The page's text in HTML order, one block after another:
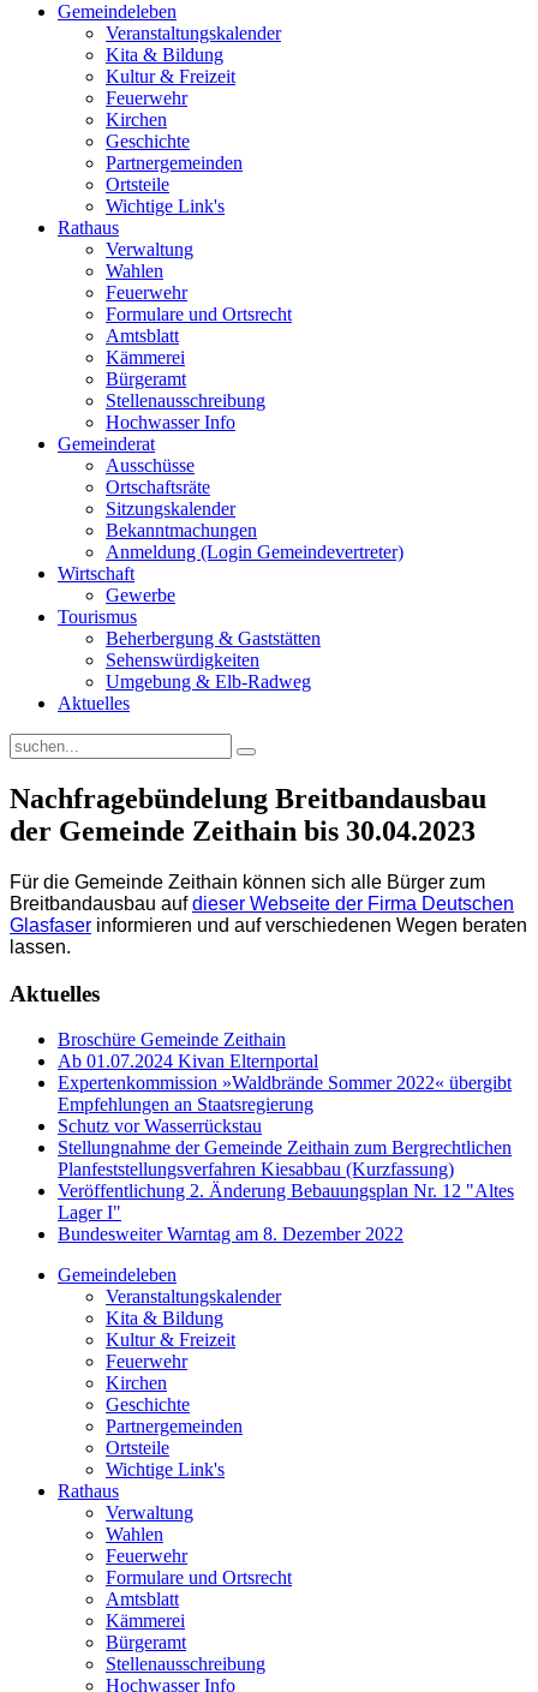
Gemeindeleben
Veranstaltungskalender
Kita & Bildung
Kultur & Freizeit
Feuerwehr
Kirchen
Geschichte
Partnergemeinden
Ortsteile
Wichtige Link's
Rathaus
Verwaltung
Wahlen
Feuerwehr
Formulare und Ortsrecht
Amtsblatt
Kämmerei
Bürgeramt
Stellenausschreibung
Hochwasser Info
Gemeinderat
Ausschüsse
Ortschaftsräte
Sitzungskalender
Bekanntmachungen
Anmeldung (Login Gemeindevertreter)
Wirtschaft
Gewerbe
Tourismus
Beherbergung & Gaststätten
Sehenswürdigkeiten
Umgebung & Elb-Radweg
Aktuelles
Nachfragebündelung Breitbandausbau
der Gemeinde Zeithain bis 30.04.2023
Für die Gemeinde Zeithain können sich alle Bürger zum
Breitbandausbau aufdieser Webseite der Firma Deutschen
Glasfaser informieren und auf verschiedenen Wegen beraten
lassen.
Aktuelles
Broschüre Gemeinde Zeithain
Ab 01.07.2024 Kivan Elternportal
Expertenkommission »Waldbrände Sommer 2022« übergibt
Empfehlungen an Staatsregierung
Schutz vor Wasserrückstau
Stellungnahme der Gemeinde Zeithain zum Bergrechtlichen
Planfeststellungsverfahren Kiesabbau (Kurzfassung)
Veröffentlichung 2. Änderung Bebauungsplan Nr. 12 "Altes
Lager I"
Bundesweiter Warntag am 8. Dezember 2022
Gemeindeleben
Veranstaltungskalender
Kita & Bildung
Kultur & Freizeit
Feuerwehr
Kirchen
Geschichte
Partnergemeinden
Ortsteile
Wichtige Link's
Rathaus
Verwaltung
Wahlen
Feuerwehr
Formulare und Ortsrecht
Amtsblatt
Kämmerei
Bürgeramt
Stellenausschreibung
Hochwasser Info